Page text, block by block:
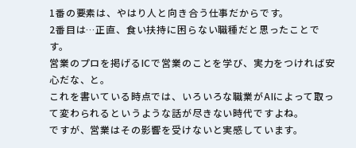
1番の要素は、やはり人と向き合う仕事だからです。
2番目は…正直、食い扶持に困らない職種だと思ったことで
す。
営業のプロを掲げるICで営業のことを学び、実力をつければ安
心だな、と。
これを書いている時点では、いろいろな職業がAIによって取っ
て変わられるというような話が尽きない時代ですよね。
ですが、営業はその影響を受けないと実感しています。